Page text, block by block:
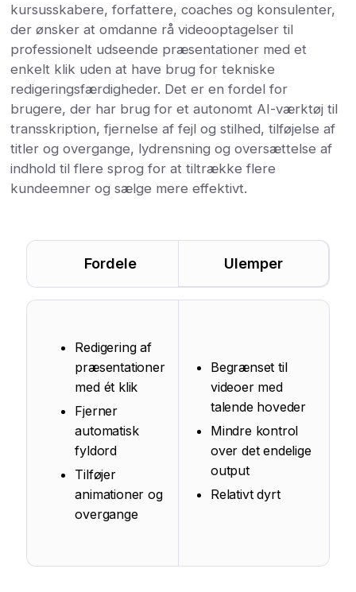
kursusskabere, forfattere, coaches og konsulenter,
der ønsker at omdanne rå videooptagelser til
professionelt udseende præsentationer med et
enkelt klik uden at have brug for tekniske
redigeringsfærdigheder. Det er en fordel for
brugere, der har brug for et autonomt AI-værktøj til
transskription, fjernelse af fejl og stilhed, tilføjelse af
titler og overgange, lydrensning og oversættelse af
indhold til flere sprog for at tiltrække flere
kundeemner og sælge mere effektivt.
Fordele Ulemper
Redigering af
præsentationer
med ét klik
Fjerner
automatisk
fyldord
Tilføjer
animationer og
overgange
Begrænset til
videoer med
talende hoveder
Mindre kontrol
over det endelige
output
Relativt dyrt